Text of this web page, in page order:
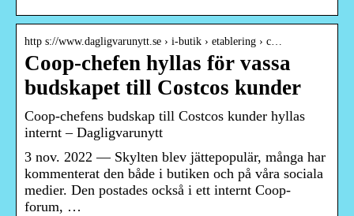
http s://www.dagligvarunytt.se › i-butik › etablering › c…
Coop-chefen hyllas för vassa
budskapet till Costcos kunder
Coop-chefens budskap till Costcos kunder hyllas
internt – Dagligvarunytt
3 nov. 2022 — Skylten blev jättepopulär, många har
kommenterat den både i butiken och på våra sociala
medier. Den postades också i ett internt Coop-
forum, …